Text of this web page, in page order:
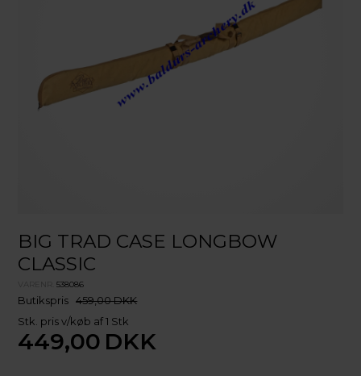
BIG TRAD CASE LONGBOW
CLASSIC
VARENR.538086
Butikspris 459,00 DKK
Stk. pris v/køb af 1 Stk
449,00 DKK